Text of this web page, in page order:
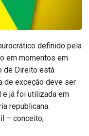
definido pela
em momentos em
de Direito está
de exceção deve ser
e já foi utilizada em
republicana.
– conceito,